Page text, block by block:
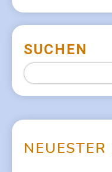
SUCHEN
NEUESTER